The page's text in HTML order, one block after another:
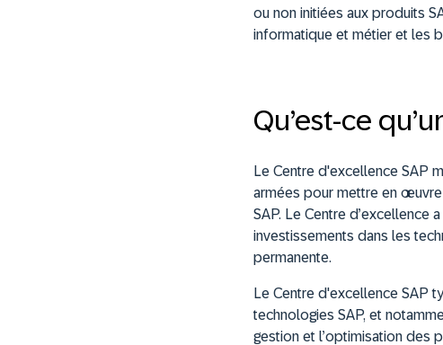
ou non initiées aux produits
informatique et métier et les
Qu’est-ce
Le Centre d'excellence SAP
armées pour mettre en
SAP. Le Centre d’excellence
investissements dans les
permanente.
Le Centre d'excellence SAP
technologies SAP, et
gestion et l’optimisation des